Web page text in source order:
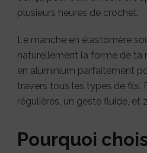
plusieurs heures de crochet.
Le manche en élastomère
naturellement la forme de ta
en aluminium parfaitement
travers tous les types de fils.
régulières, un geste fluide, et
Pourquoi